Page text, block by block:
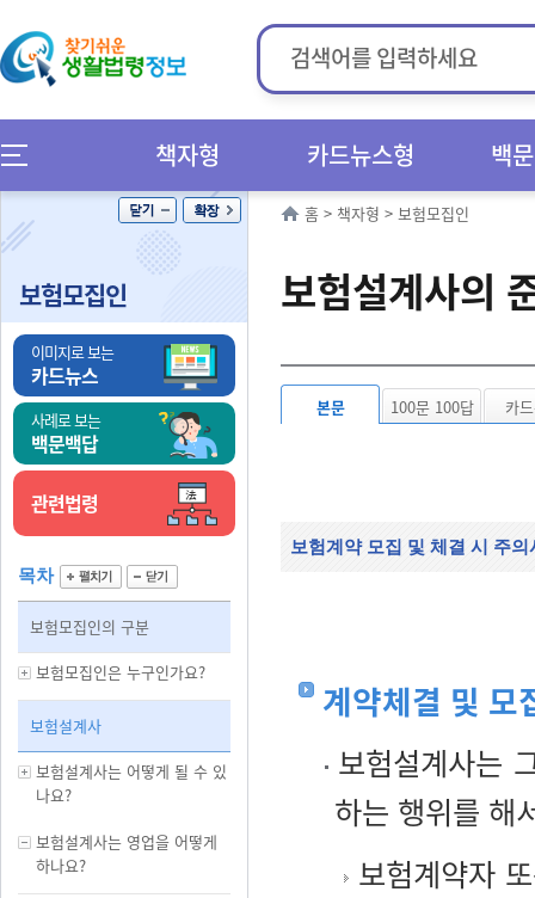
책자형 카드뉴스형 백
보험모집인
이미지로 보는
카드뉴스
사례로 보는
백문백답
관련법령
목차
보험모집인의 구분
보험모집인은 누구인가요?
보험설계사
보험설계사는 어떻게 될 수 있
나요?
보험설계사는 영업을 어떻게
하나요?
홈 > 책자형 > 보험모집인
보험설계사의
본문 100문 100답 카
보험계약 모집 및 체결 시 주의
계약체결 및 모
보험설계사는
하는 행위를 해
보험계약자